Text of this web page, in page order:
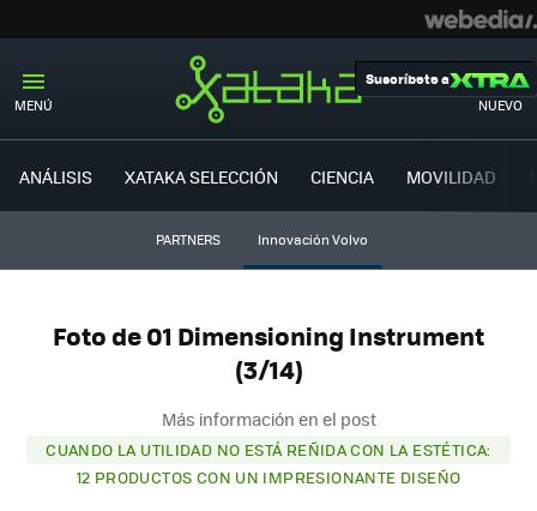
MENÚ NUEVO
Suscríbete a
ANÁLISIS XATAKA SELECCIÓN CIENCIA MOVILIDAD
PARTNERS Innovación Volvo
Foto de 01 Dimensioning Instrument
(3/14)
Más información en el post
CUANDO LA UTILIDAD NO ESTÁ REÑIDA CON LA ESTÉTICA:
12 PRODUCTOS CON UN IMPRESIONANTE DISEÑO